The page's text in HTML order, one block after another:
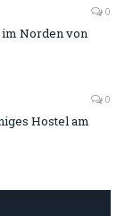
0
Norden von
0
Hostel am